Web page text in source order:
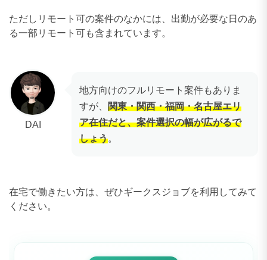
ただしリモート可の案件のなかには、出勤が必要な日のあ
る一部リモート可も含まれています。
DAI
地方向けのフルリモート案件もありま
すが、 関東・関西・福岡・名古屋エリ
ア在住だと、案件選択の幅が広がるで
しょう。
在宅で働きたい方は、ぜひギークスジョブを利用してみて
ください。